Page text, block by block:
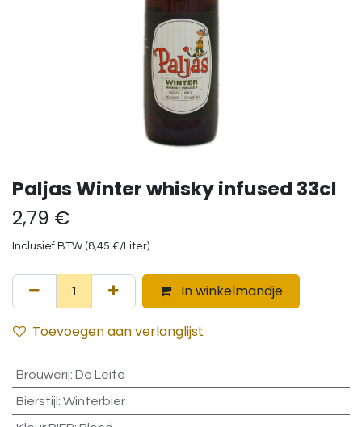
Paljas Winter whisky infused 33cl
2,79 €
Inclusief BTW (8,45 €/Liter)
In winkelmandje
Toevoegen aan verlanglijst
Brouwerij: De Leite
Bierstijl : Winterbier